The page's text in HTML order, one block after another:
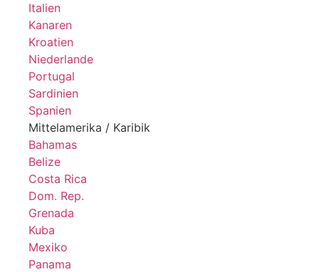
Italien
Kanaren
Kroatien
Niederlande
Portugal
Sardinien
Spanien
Mittelamerika / Karibik
Bahamas
Belize
Costa Rica
Dom. Rep.
Grenada
Kuba
Mexiko
Panama